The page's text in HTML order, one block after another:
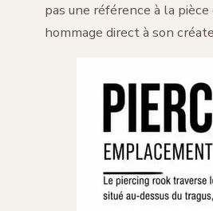
pas une référence à la pièce
hommage direct à son